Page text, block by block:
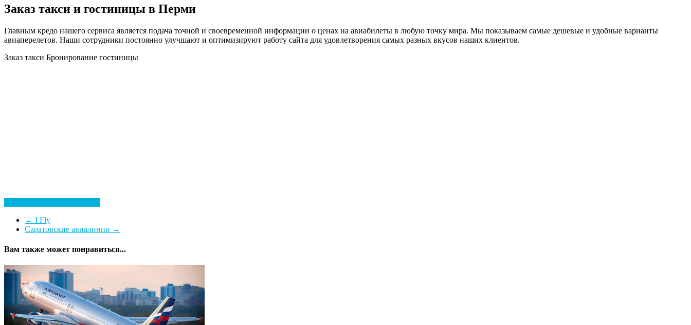
Заказ такси и гостиницы в Перми
Главным кредо нашего сервиса является подача точной и своевременной информации о ценах на авиабилеты в любую точку мира. Мы показываем самые дешевые и удобные варианты
авиаперелетов. Наши сотрудники постоянно улучшают и оптимизируют работу сайта для удовлетворения самых разных вкусов наших клиентов.
Заказ такси Бронирование гостиницы
← I Fly
Саратовские авиалинии →
Вам также может понравиться...